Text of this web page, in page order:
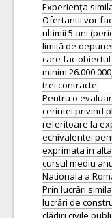
Experienţa
Ofertantii vor
ultimii 5 ani
limită de
care fac
minim
trei contracte.
Pentru o
cerintei privind
referitoare la
echivalentei
exprimata in
cursul mediu
Nationala a
Prin lucrări
lucrări de
clădiri civile